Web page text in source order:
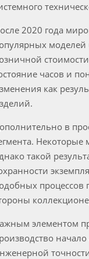
2020 года
моделей
часов и
как
в
такой
процессов
элементом